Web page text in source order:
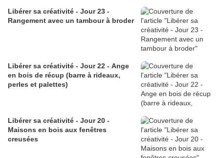
Libérer sa créativité - Jour 23 -
Rangement avec un tambour à broder
Libérer sa créativité - Jour 22 - Ange
en bois de récup (barre à rideaux,
perles et palettes)
Libérer sa créativité - Jour 20 -
Maisons en bois aux fenêtres
creusées